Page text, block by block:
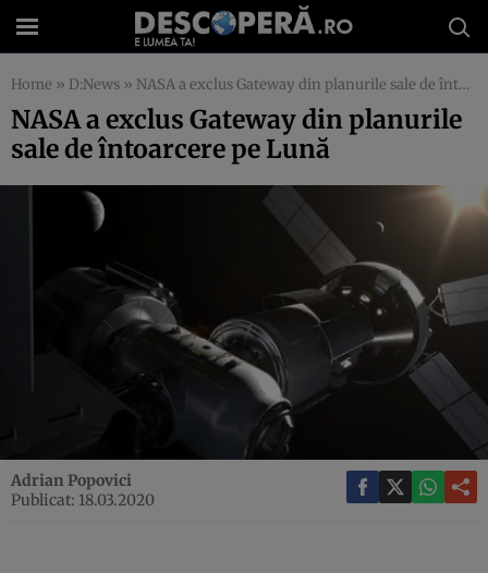
Home » D:News » NASA a exclus Gateway din planurile sale de întoarcere pe Lună
NASA a exclus Gateway din planurile
sale de întoarcere pe Lună
Adrian Popovici
Publicat: 18.03.2020